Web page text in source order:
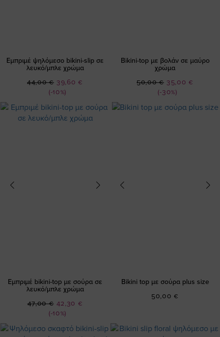
Εμπριμέ ψηλόμεσο bikini-slip σε
λευκό/μπλε χρώμα
(-10%)
Ειδική
Τιμή
39,60 €
44,00 €
Bikini-top με βολάν σε μαύρο
χρώμα
(-30%)
Ειδική
Τιμή
35,00 €
50,00 €
Εμπριμέ bikini-top με σούρα σε
λευκό/μπλε χρώμα
(-10%)
Ειδική
Τιμή
42,30 €
47,00 €
Bikini top με σούρα plus size
50,00 €